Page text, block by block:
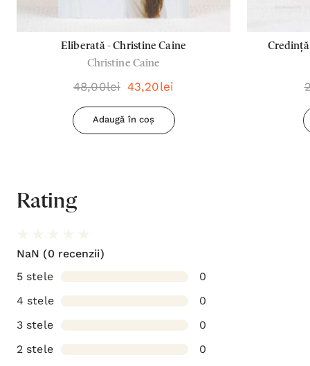
Eliberată - Christine Caine
Christine Caine
48,00lei 43,20lei
Adaugă în coș
Rating
NaN (0 recenzii)
5 stele
0
4 stele
0
3 stele
0
2 stele
0